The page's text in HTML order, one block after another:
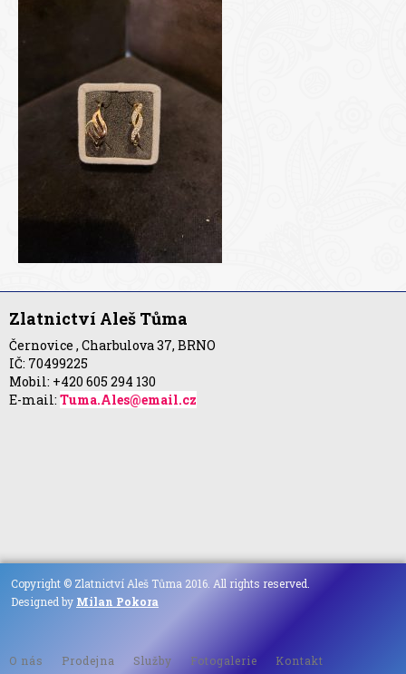
Zlatnictví Aleš Tůma
Černovice , Charbulova 37, BRNO
IČ: 70499225
Mobil: +420 605 294 130
E-mail: Tuma.Ales@email.cz
Copyright © Zlatnictví Aleš Tůma 2016. All rights reserved.
Designed by Milan Pokora
O nás Prodejna Služby Fotogalerie Kontakt